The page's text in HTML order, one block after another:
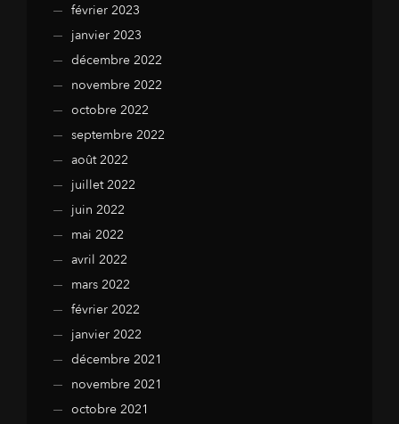
février 2023
janvier 2023
décembre 2022
novembre 2022
octobre 2022
septembre 2022
août 2022
juillet 2022
juin 2022
mai 2022
avril 2022
mars 2022
février 2022
janvier 2022
décembre 2021
novembre 2021
octobre 2021